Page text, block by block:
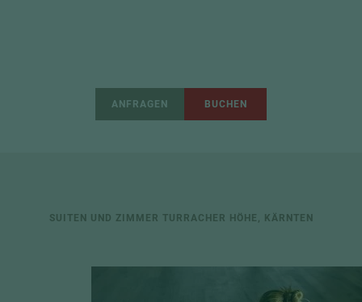
ANFRAGEN BUCHEN
SUITEN UND ZIMMER TURRACHER HÖHE, KÄRNTEN